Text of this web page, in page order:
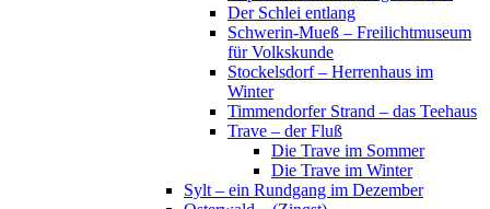
Der Schlei entlang
Schwerin-Mueß – Freilichtmuseum
für Volkskunde
Stockelsdorf – Herrenhaus im
Winter
Timmendorfer Strand – das Teehaus
Trave – der Fluß
Die Trave im Sommer
Die Trave im Winter
Sylt – ein Rundgang im Dezember